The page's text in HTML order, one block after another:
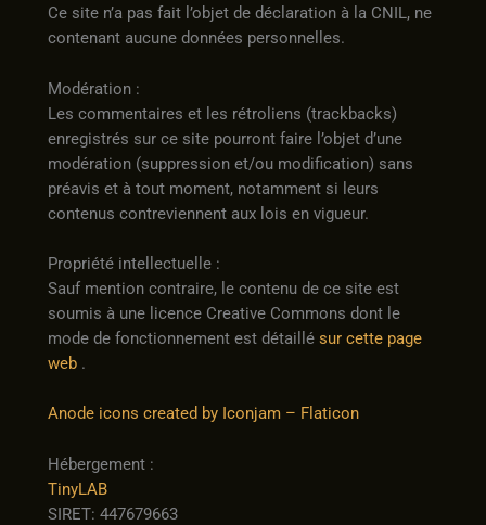
Ce site n’a pas fait l’objet de déclaration à la CNIL, ne
contenant aucune données personnelles.
Modération :
Les commentaires et les rétroliens (trackbacks)
enregistrés sur ce site pourront faire l’objet d’une
modération (suppression et/ou modification) sans
préavis et à tout moment, notamment si leurs
contenus contreviennent aux lois en vigueur.
Propriété intellectuelle :
Sauf mention contraire, le contenu de ce site est
soumis à une licence Creative Commons dont le
mode de fonctionnement est détaillé sur cette page
web .
Anode icons created by Iconjam – Flaticon
Hébergement :
TinyLAB
SIRET: 447679663